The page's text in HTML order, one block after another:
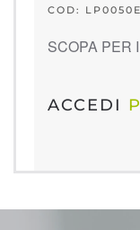
COD: LP0050E
SCOPA PER
ACCEDI